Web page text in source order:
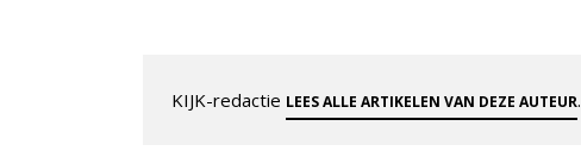
KIJK-redactie LEES ALLE ARTIKELEN VAN DEZE AUTEUR.